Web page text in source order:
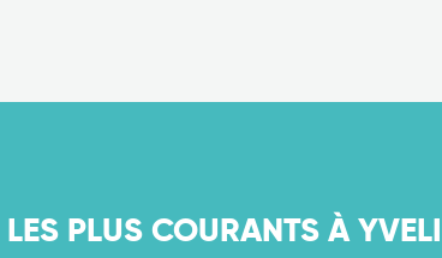
PLUS COURANTS À